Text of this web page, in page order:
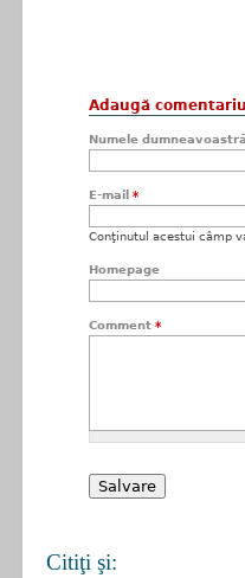
Adaugă
Numele dumneavoastră
E-mail *
Conţinutul acestui câmp
Homepage
Comment *
Citiţi şi: